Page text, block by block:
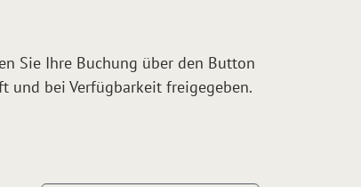
Sie Ihre Buchung über den Button
und bei Verfügbarkeit freigegeben.